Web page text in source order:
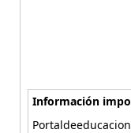
Información